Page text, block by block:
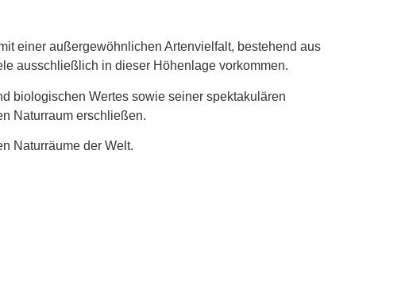
einer außergewöhnlichen Artenvielfalt, bestehend aus
ausschließlich in dieser Höhenlage vorkommen.
biologischen Wertes sowie seiner spektakulären
Naturraum erschließen.
Naturräume der Welt.